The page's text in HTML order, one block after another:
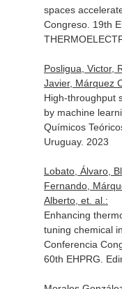
spaces
Congreso. 19th
Posligua, Victor,
Javier, Márquez
High-throughput
by machine
Químicos
Uruguay. 2023
Lobato, Álvaro,
Fernando,
Alberto, et. al.:
Enhancing
tuning chemical
Conferencia
60th EHPRG.